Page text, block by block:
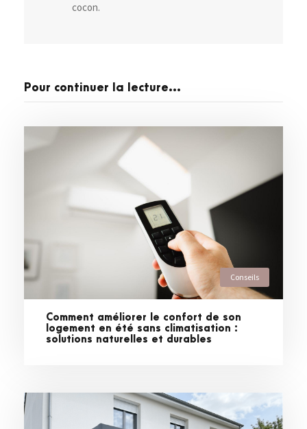
cocon.
Pour continuer la lecture...
Conseils
Comment améliorer le confort de son
logement en été sans climatisation :
solutions naturelles et durables